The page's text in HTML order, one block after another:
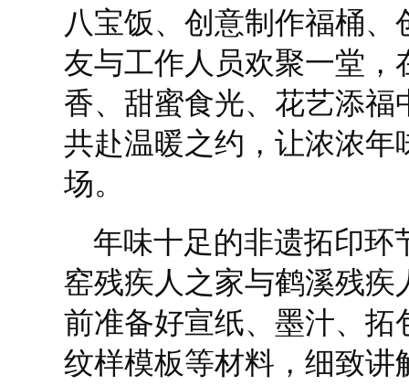
八宝饭、创意制作福桶
友与工作人员欢聚一堂，
香、甜蜜食光、花艺添福
共赴温暖之约，让浓浓年
场。
年味十足的非遗拓印环
窑残疾人之家与鹤溪残疾
前准备好宣纸、墨汁、拓
纹样模板等材料，细致讲